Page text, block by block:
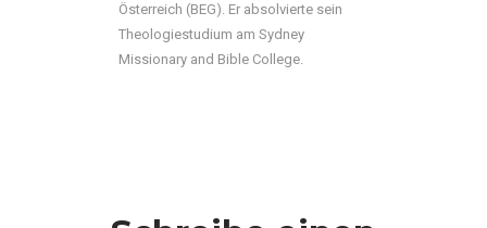
Österreich (BEG). Er absolvierte sein
Theologiestudium am Sydney
Missionary and Bible College.